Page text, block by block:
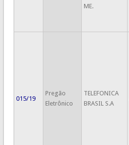
ME.
015/19
Pregão
Eletrônico
TELEFONICA
BRASIL S.A